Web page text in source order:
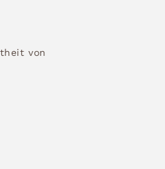
von